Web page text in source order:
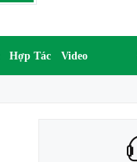
Hợp Tác Video